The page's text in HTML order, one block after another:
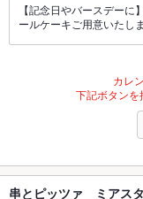
【記念日やバースデー
ールケーキご用意いたし
カレ
下記ボタンを
串とピッツァ ミアス